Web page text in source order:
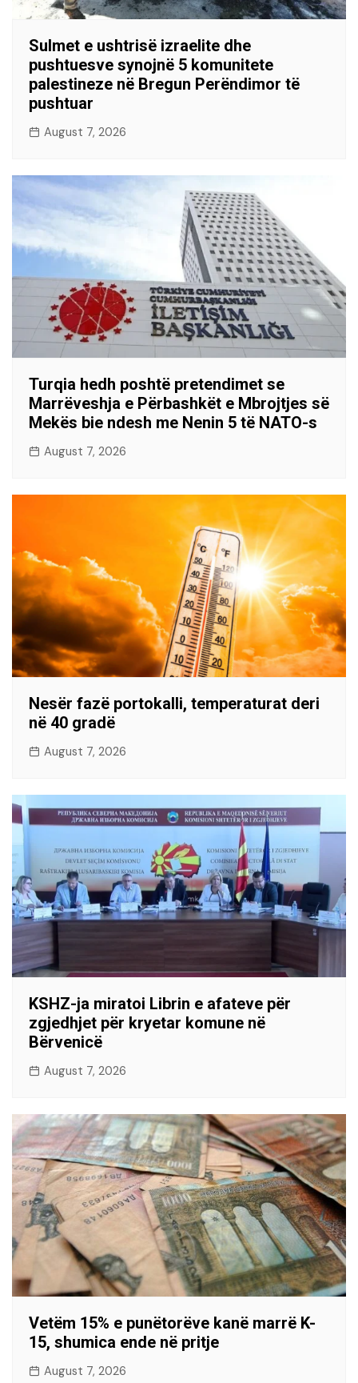
Sulmet e ushtrisë izraelite dhe
pushtuesve synojnë 5 komunitete
palestineze në Bregun Perëndimor të
pushtuar
August 7, 2026
Turqia hedh poshtë pretendimet se
Marrëveshja e Përbashkët e Mbrojtjes së
Mekës bie ndesh me Nenin 5 të NATO-s
August 7, 2026
Nesër fazë portokalli, temperaturat deri
në 40 gradë
August 7, 2026
KSHZ-ja miratoi Librin e afateve për
zgjedhjet për kryetar komune në
Bërvenicë
August 7, 2026
Vetëm 15% e punëtorëve kanë marrë K-
15, shumica ende në pritje
August 7, 2026